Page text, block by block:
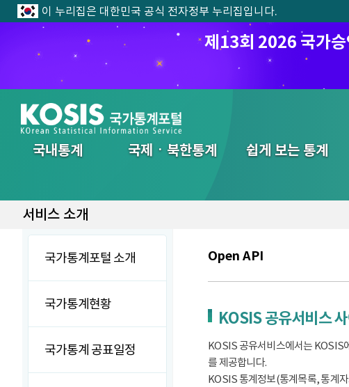
이 누리집은 대한민국 공식 전자정부 누리집입니다.
제13회 2026 국가승
국내통계 국제ㆍ북한통계 쉽게 보는 통계
서비스 소개
국가통계포털 소개
국가통계현황
국가통계 공표일정
Open API
KOSIS 공유서비스
KOSIS 공유서비스에서는 KOSIS
를 제공합니다.
KOSIS 통계정보(통계목록, 통계